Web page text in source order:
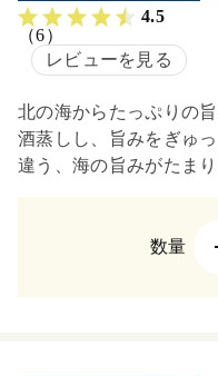
4.5
（6）
レビューを見る
北の海からたっぷりの
酒蒸しし、旨みをぎゅ
違う、海の旨みがたま
数量